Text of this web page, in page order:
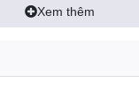
Xem thêm